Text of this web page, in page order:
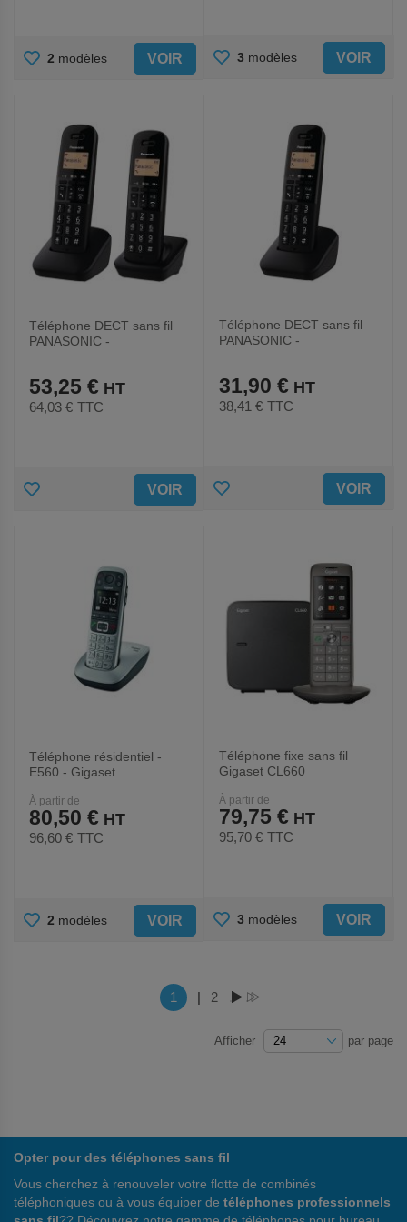
AJOUTER
2 modèles VOIR AJOUTER
3 modèles VOIR
Téléphone DECT sans fil
PANASONIC -
53,25 €
64,03 € TTC
AJOUTER VOIR
Téléphone DECT sans fil
PANASONIC -
31,90 €
38,41 € TTC
AJOUTER VOIR
Téléphone résidentiel -
E560 - Gigaset
À partir de
80,50 €
96,60 € TTC
AJOUTER
2 modèles VOIR
Téléphone fixe sans fil
Gigaset CL660
À partir de
79,75 €
95,70 € TTC
AJOUTER
3 modèles VOIR
PageVous lisez actuellement la page
1 | Page
2
Afficher par page
Opter pour des téléphones sans fil
Vous cherchez à renouveler votre flotte de combinés
téléphoniques ou à vous équiper de téléphones professionnels